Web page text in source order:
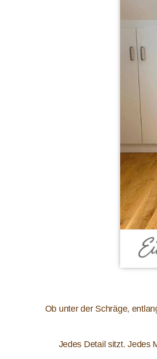
Ob unter der Schräge,
Jedes Detail sitzt. Jedes